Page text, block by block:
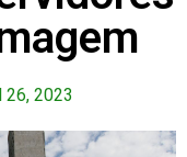
26, 2023